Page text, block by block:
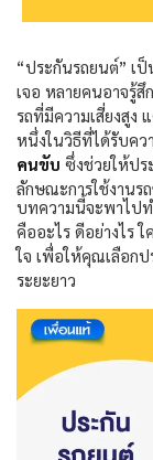
“ประกันรถยนต์” เ
เจอ หลายคนอาจรู้สึ
รถที่มีความเสี่ยงสูง
หนึ่งในวิธีที่ได้รับคว
คนขับ ซึ่งช่วยให้ปร
ลักษณะการใช้งานร
บทความนี้จะพาไป
คืออะไร ดีอย่างไร
ใจ เพื่อให้คุณเลือกป
ระยะยาว